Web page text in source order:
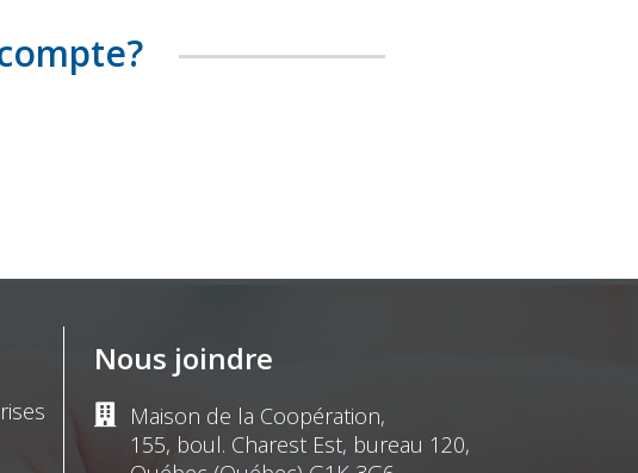
Nous joindre
Maison de la Coopération,
155, boul. Charest Est, bureau 120,